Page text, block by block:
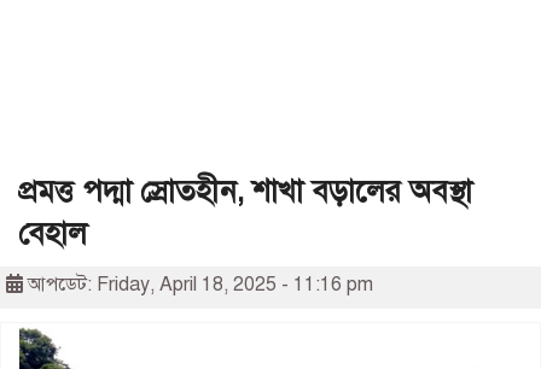
প্রমত্ত পদ্মা স্রোতহীন, শাখা বড়ালের অবস্থা
বেহাল
আপডেট: Friday, April 18, 2025 - 11:16 pm